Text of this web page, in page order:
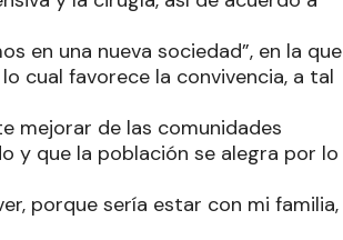
en una nueva sociedad”, en la que
cual favorece la convivencia, a tal
mejorar de las comunidades
y que la población se alegra por lo
porque sería estar con mi familia,